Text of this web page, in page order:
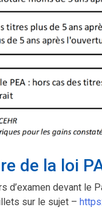
de la loi
d’examen devant
sur le sujet –